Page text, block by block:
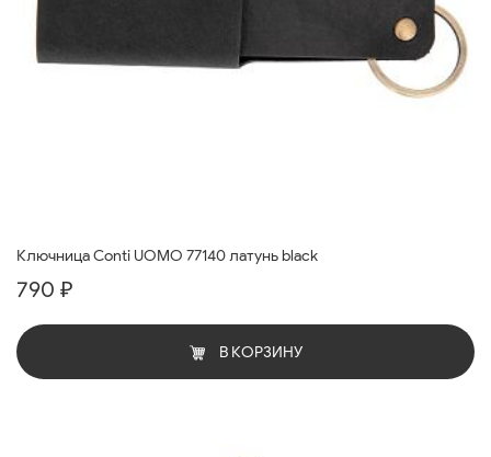
Ключница Conti UOMO 77140 латунь black
790 ₽
В КОРЗИНУ